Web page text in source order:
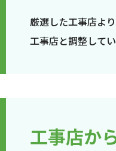
厳選した工事店よ
工事店と調整してい
工事店か